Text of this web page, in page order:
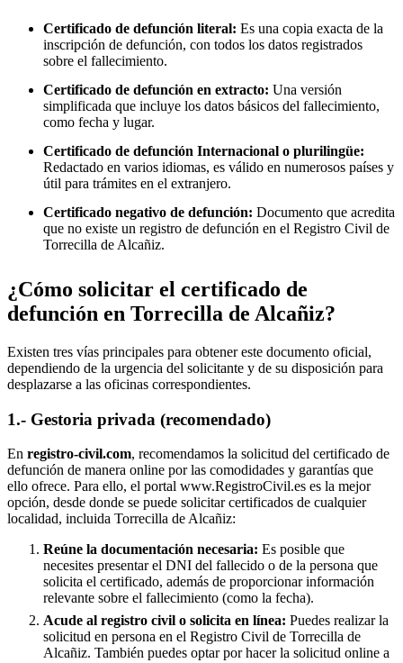
Certificado de defunción literal: Es una copia exacta de la
inscripción de defunción, con todos los datos registrados
sobre el fallecimiento.
Certificado de defunción en extracto: Una versión
simplificada que incluye los datos básicos del fallecimiento,
como fecha y lugar.
Certificado de defunción Internacional o plurilingüe:
Redactado en varios idiomas, es válido en numerosos países y
útil para trámites en el extranjero.
Certificado negativo de defunción: Documento que acredita
que no existe un registro de defunción en el Registro Civil de
Torrecilla de Alcañiz.
¿Cómo solicitar el certificado de
defunción en Torrecilla de Alcañiz?
Existen tres vías principales para obtener este documento oficial,
dependiendo de la urgencia del solicitante y de su disposición para
desplazarse a las oficinas correspondientes.
1.- Gestoria privada (recomendado)
En registro-civil.com, recomendamos la solicitud del certificado de
defunción de manera online por las comodidades y garantías que
ello ofrece. Para ello, el portal www.RegistroCivil.es es la mejor
opción, desde donde se puede solicitar certificados de cualquier
localidad, incluida Torrecilla de Alcañiz:
Reúne la documentación necesaria: Es posible que
necesites presentar el DNI del fallecido o de la persona que
solicita el certificado, además de proporcionar información
relevante sobre el fallecimiento (como la fecha).
Acude al registro civil o solicita en línea: Puedes realizar la
solicitud en persona en el Registro Civil de Torrecilla de
Alcañiz. También puedes optar por hacer la solicitud online a